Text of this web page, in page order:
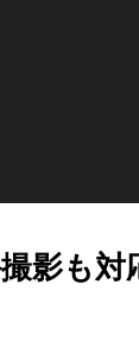
影も対